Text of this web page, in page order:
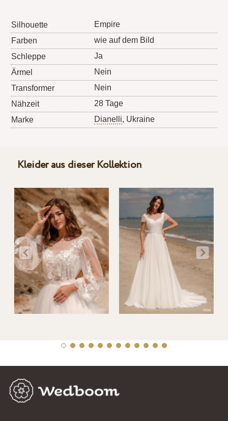
Silhouette
Empire
Farben
wie auf dem Bild
Schleppe
Ja
Ärmel
Nein
Transformer
Nein
Nähzeit
28 Tage
Marke
Dianelli, Ukraine
Kleider aus dieser Kollektion